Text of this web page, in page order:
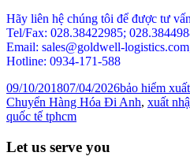
Hãy liên hệ chúng tôi để được tư
Tel/Fax: 028.38422985;
Email: sales@goldwell-
Hotline: 0934-171-588
Posted
on
09/10/201807/04/2026Categories
bảo hiểm
Chuyển Hàng Hóa Đi Anh, xuất
quốc tế tphcm
Let us serve you